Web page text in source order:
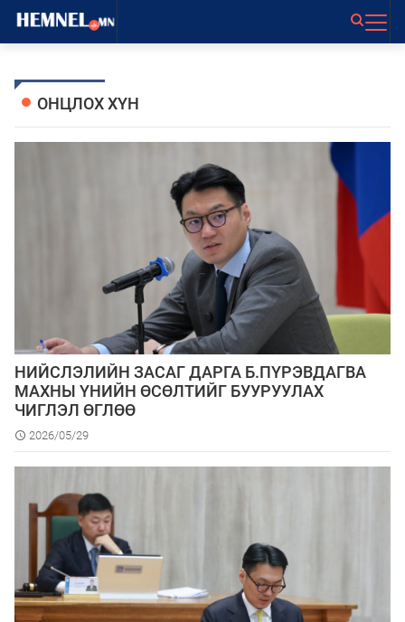
ОНЦЛОХ ХҮН
НИЙСЛЭЛИЙН ЗАСАГ ДАРГА Б.ПҮРЭВДАГВА
МАХНЫ ҮНИЙН ӨСӨЛТИЙГ БУУРУУЛАХ
ЧИГЛЭЛ ӨГЛӨӨ
2026/05/29